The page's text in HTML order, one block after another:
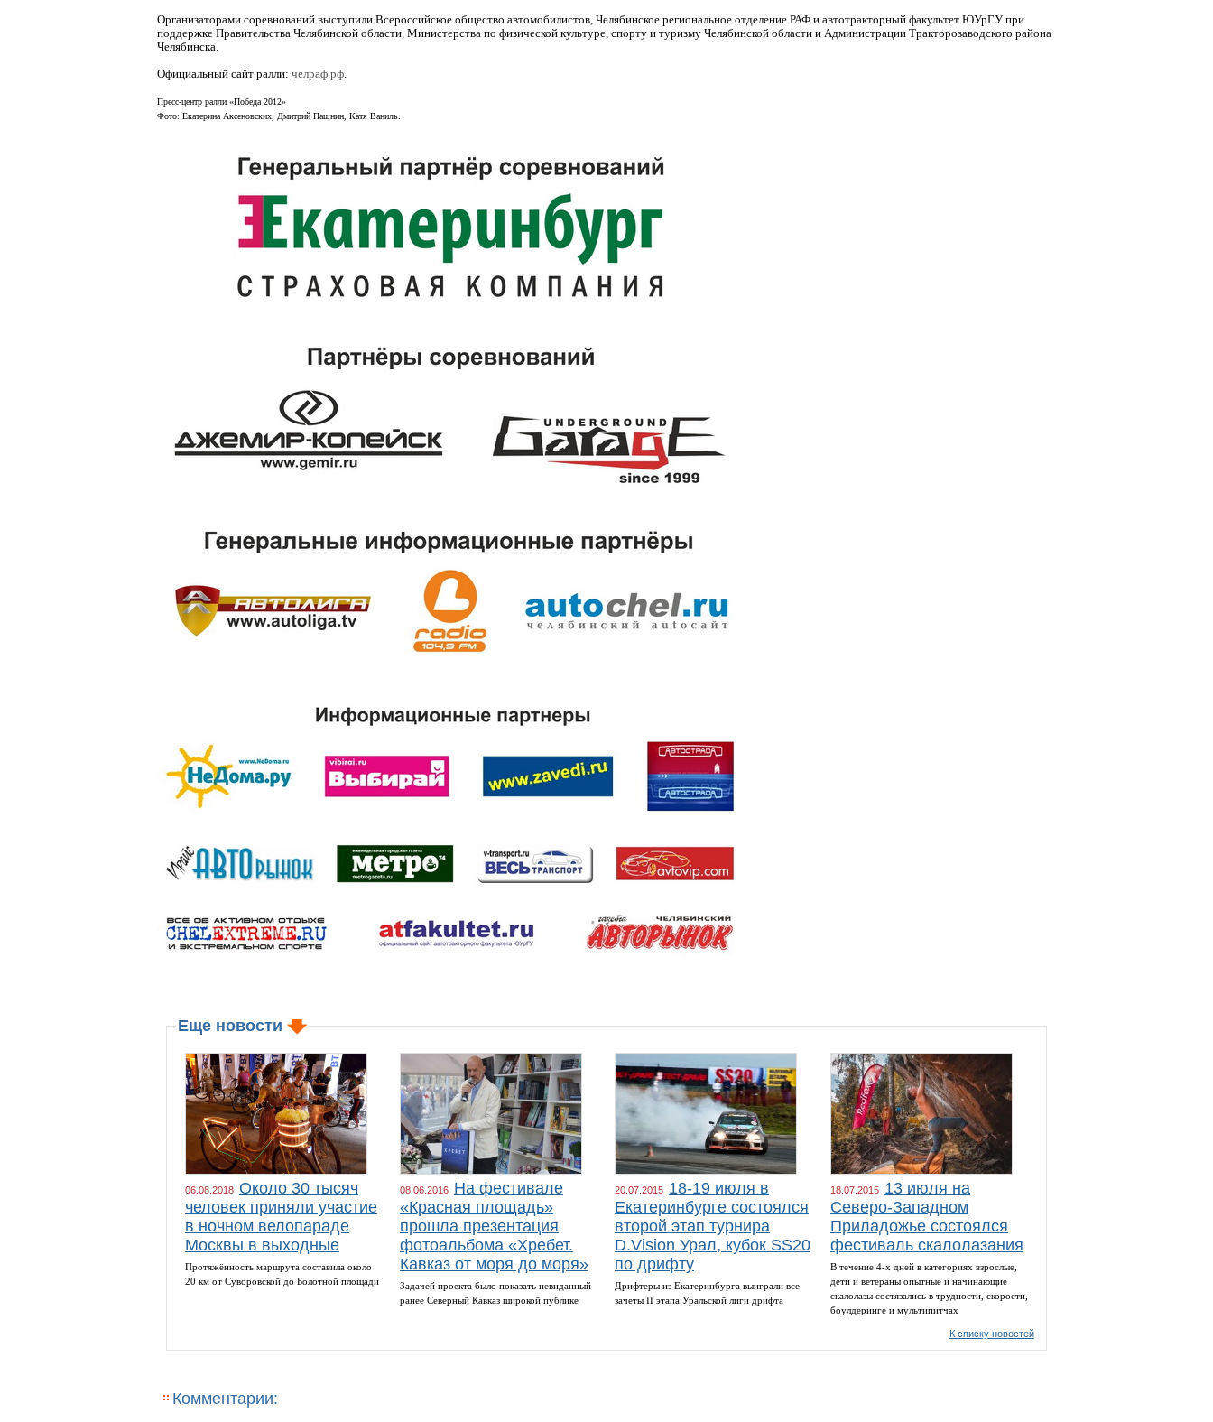
Организаторами соревнований выступили Всероссийское общество автомобилистов, Челябинское региональное отделение РАФ и автотракторный факультет ЮУрГУ при
поддержке Правительства Челябинской области, Министерства по физической культуре, спорту и туризму Челябинской области и Администрации Тракторозаводского района
Челябинска.
Официальный сайт ралли: челраф.рф.
Пресс-центр ралли «Победа 2012»
Фото: Екатерина Аксеновских, Дмитрий Пашнин, Катя Ваниль.
Еще новости
06.08.2018 Около 30 тысяч
человек приняли участие
в ночном велопараде
Москвы в выходные
Протяжённость маршрута составила около
20 км от Суворовской до Болотной площади
08.06.2016 На фестивале
«Красная площадь»
прошла презентация
фотоальбома «Хребет.
Кавказ от моря до моря»
Задачей проекта было показать невиданный
ранее Северный Кавказ широкой публике
20.07.2015 18-19 июля в
Екатеринбурге состоялся
второй этап турнира
D.Vision Урал, кубок SS20
по дрифту
Дрифтеры из Екатеринбурга выиграли все
зачеты II этапа Уральской лиги дрифта
18.07.2015 13 июля на
Северо-Западном
Приладожье состоялся
фестиваль скалолазания
В течение 4-х дней в категориях взрослые,
дети и ветераны опытные и начинающие
скалолазы состязались в трудности, скорости,
боулдеринге и мультипитчах
К списку новостей
Комментарии: